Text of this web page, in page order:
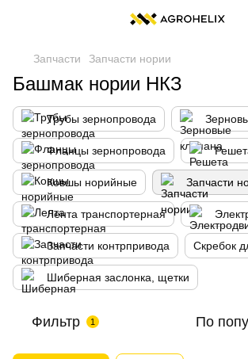
Запчасти Запчасти нории
Башмак нории НКЗ
Трубы зернопровода
Фланцы зернопровода
Ковшы норийные Запчасти
Лента транспортерная
Запчасти контрпривода Скребок
Шиберная заслонка, щетки
Фильтр 1 По